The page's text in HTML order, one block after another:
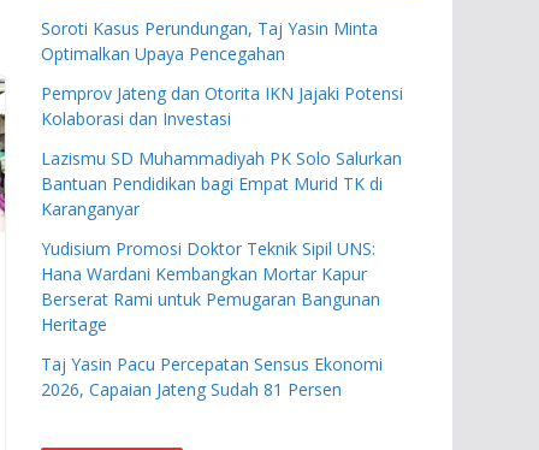
Soroti Kasus Perundungan, Taj Yasin Minta
Optimalkan Upaya Pencegahan
Pemprov Jateng dan Otorita IKN Jajaki Potensi
Kolaborasi dan Investasi
Lazismu SD Muhammadiyah PK Solo Salurkan
Bantuan Pendidikan bagi Empat Murid TK di
Karanganyar
Yudisium Promosi Doktor Teknik Sipil UNS:
Hana Wardani Kembangkan Mortar Kapur
Berserat Rami untuk Pemugaran Bangunan
Heritage
Taj Yasin Pacu Percepatan Sensus Ekonomi
2026, Capaian Jateng Sudah 81 Persen